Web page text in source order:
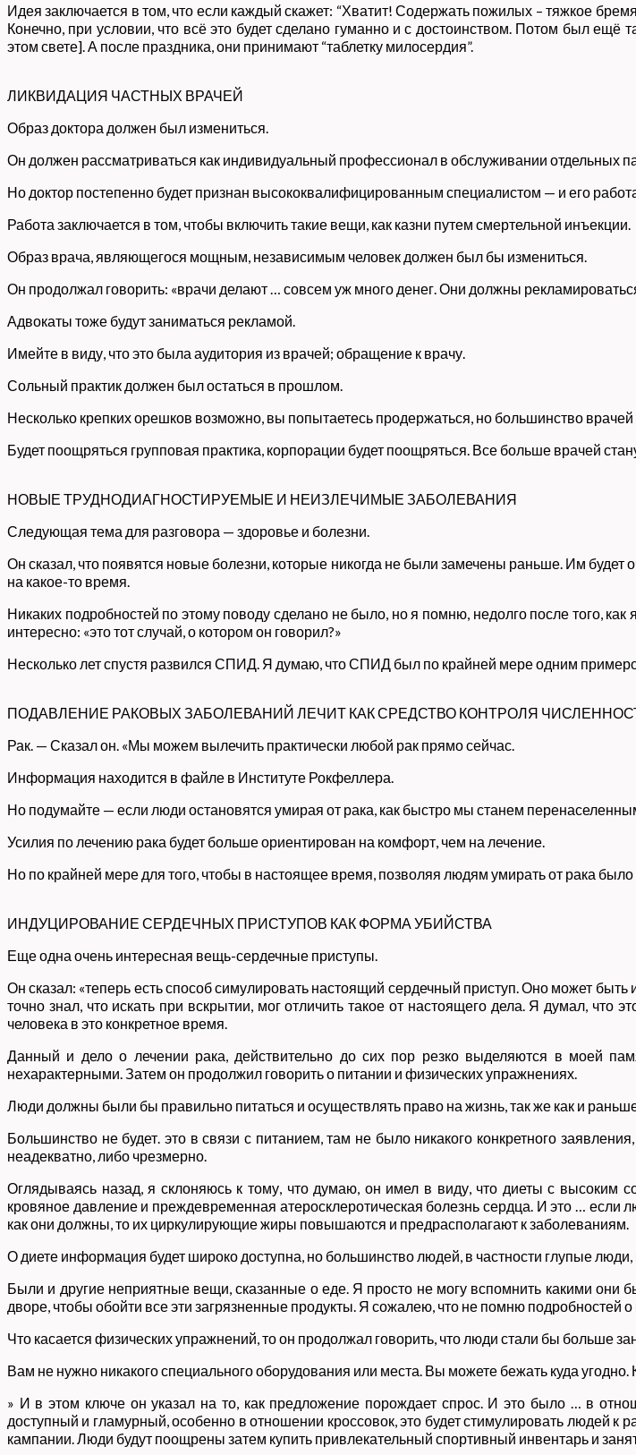
Идея заключается в том, что если каждый скажет: “Хватит! Содержать пожилых – тяжкое
Конечно, при условии, что всё это будет сделано гуманно и с достоинством. Потом был
этом свете]. А после праздника, они принимают “таблетку милосердия”.
ЛИКВИДАЦИЯ ЧАСТНЫХ ВРАЧЕЙ
Образ доктора должен был измениться.
Он должен рассматриваться как индивидуальный профессионал в обслуживании отдельных
Но доктор постепенно будет признан высококвалифицированным специалистом — и его
Работа заключается в том, чтобы включить такие вещи, как казни путем смертельной инъекции.
Образ врача, являющегося мощным, независимым человек должен был бы измениться.
Он продолжал говорить: «врачи делают … совсем уж много денег. Они должны
Адвокаты тоже будут заниматься рекламой.
Имейте в виду, что это была аудитория из врачей; обращение к врачу.
Сольный практик должен был остаться в прошлом.
Несколько крепких орешков возможно, вы попытаетесь продержаться, но большинство
Будет поощряться групповая практика, корпорации будет поощряться. Все больше врачей
НОВЫЕ ТРУДНОДИАГНОСТИРУЕМЫЕ И НЕИЗЛЕЧИМЫЕ ЗАБОЛЕВАНИЯ
Следующая тема для разговора — здоровье и болезни.
Он сказал, что появятся новые болезни, которые никогда не были замечены раньше. Им
на какое-то время.
Никаких подробностей по этому поводу сделано не было, но я помню, недолго после того,
интересно: «это тот случай, о котором он говорил?»
Несколько лет спустя развился СПИД. Я думаю, что СПИД был по крайней мере одним
ПОДАВЛЕНИЕ РАКОВЫХ ЗАБОЛЕВАНИЙ ЛЕЧИТ КАК СРЕДСТВО КОНТРОЛЯ
Рак. — Сказал он. «Мы можем вылечить практически любой рак прямо сейчас.
Информация находится в файле в Институте Рокфеллера.
Но подумайте — если люди остановятся умирая от рака, как быстро мы станем
Усилия по лечению рака будет больше ориентирован на комфорт, чем на лечение.
Но по крайней мере для того, чтобы в настоящее время, позволяя людям умирать от рака
ИНДУЦИРОВАНИЕ СЕРДЕЧНЫХ ПРИСТУПОВ КАК ФОРМА УБИЙСТВА
Еще одна очень интересная вещь-сердечные приступы.
Он сказал: «теперь есть способ симулировать настоящий сердечный приступ. Оно может
точно знал, что искать при вскрытии, мог отличить такое от настоящего дела. Я думал, что
человека в это конкретное время.
Данный и дело о лечении рака, действительно до сих пор резко выделяются в моей
нехарактерными. Затем он продолжил говорить о питании и физических упражнениях.
Люди должны были бы правильно питаться и осуществлять право на жизнь, так же как и
Большинство не будет. это в связи с питанием, там не было никакого конкретного
неадекватно, либо чрезмерно.
Оглядываясь назад, я склоняюсь к тому, что думаю, он имел в виду, что диеты с
кровяное давление и преждевременная атеросклеротическая болезнь сердца. И это …
как они должны, то их циркулирующие жиры повышаются и предрасполагают к заболеваниям.
О диете информация будет широко доступна, но большинство людей, в частности глупые
Были и другие неприятные вещи, сказанные о еде. Я просто не могу вспомнить какими
дворе, чтобы обойти все эти загрязненные продукты. Я сожалею, что не помню подробностей
Что касается физических упражнений, то он продолжал говорить, что люди стали бы больше
Вам не нужно никакого специального оборудования или места. Вы можете бежать куда
» И в этом ключе он указал на то, как предложение порождает спрос. И это было … в
доступный и гламурный, особенно в отношении кроссовок, это будет стимулировать людей к
кампании. Люди будут поощрены затем купить привлекательный спортивный инвентарь и